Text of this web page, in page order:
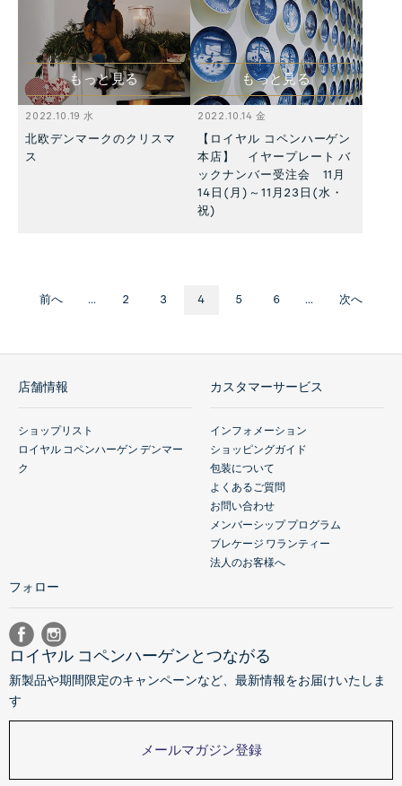
もっと見る
2022.10.19 水
北欧デンマークのクリスマ
ス
もっと見る
2022.10.14 金
【ロイヤル コペンハーゲン
本店】 イヤープレート バ
ックナンバー受注会 11月
14日(月)～11月23日(水・
祝)
前へ ... 2 3 4 5 6 ... 次へ
店舗情報
ショップリスト
ロイヤル コペンハーゲン デンマー
ク
カスタマーサービス
インフォメーション
ショッピングガイド
包装について
よくあるご質問
お問い合わせ
メンバーシップ プログラム
ブレケージ ワランティー
法人のお客様へ
フォロー
ロイヤル コペンハーゲンとつながる
新製品や期間限定のキャンペーンなど、最新情報をお届けいたしま
す
メールマガジン登録